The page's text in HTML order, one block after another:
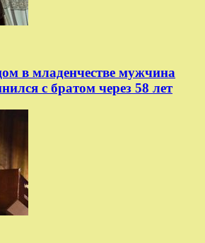
в младенчестве мужчина
с братом через 58 лет